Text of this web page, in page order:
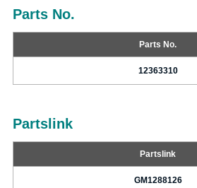
Parts No.
Parts No.
12363310
Partslink
Partslink
GM1288126